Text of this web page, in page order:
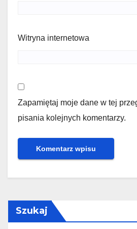
Witryna internetowa
Zapamiętaj moje dane w tej
pisania kolejnych komentarzy.
Szukaj